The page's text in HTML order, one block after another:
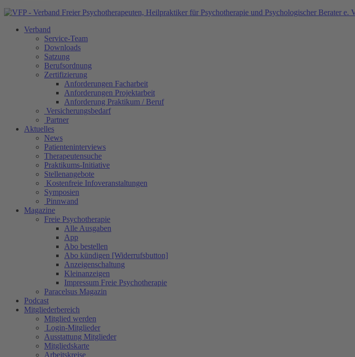
Verband
Service-Team
Downloads
Satzung
Berufsordnung
Zertifizierung
Anforderungen Facharbeit
Anforderungen Projektarbeit
Anforderung Praktikum / Beruf
Versicherungsbedarf
Partner
Aktuelles
News
Patienteninterviews
Therapeutensuche
Praktikums-Initiative
Stellenangebote
Kostenfreie Infoveranstaltungen
Symposien
Pinnwand
Magazine
Freie Psychotherapie
Alle Ausgaben
App
Abo bestellen
Abo kündigen [Widerrufsbutton]
Anzeigenschaltung
Kleinanzeigen
Impressum Freie Psychotherapie
Paracelsus Magazin
Podcast
Mitgliederbereich
Mitglied werden
Login-Mitglieder
Ausstattung Mitglieder
Mitgliedskarte
Arbeitskreise